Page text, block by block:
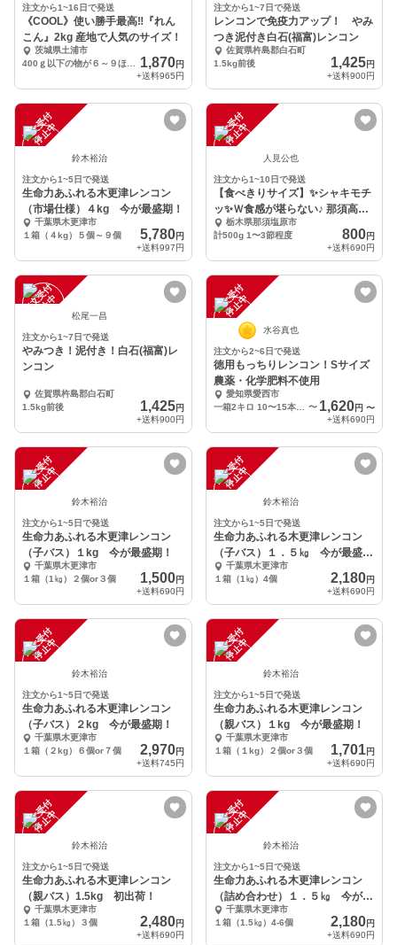
注文から1~16日で発送
《COOL》使い勝手最高‼️『れん
こん』2kg 産地で人気のサイズ！
茨城県土浦市
1,870円
+送料965円
注文から1~7日で発送
レンコンで免疫力アップ！ やみ
つき泥付き白石(福富)レンコン
佐賀県杵島郡白石町
1.5kg前後
1,425円
+送料900円
注
文
受
付
停
止
中
鈴木裕治
注文から1~5日で発送
生命力あふれる木更津レンコン
（市場仕様）４kg 今が最盛期！
千葉県木更津市
１箱（４kg）５個～９個
5,780円
+送料997円
注
文
受
付
停
止
中
人見公也
注文から1~10日で発送
【食べきりサイズ】✨シャキモチ
ッ✨Ｗ食感が堪らない♪ 那須高原
れんこん
栃木県那須塩原市
計500g 1〜3節程度
800円
+送料690円
注
文
受
付
停
止
中 松尾一昌
注文から1~7日で発送
やみつき！泥付き！白石(福富)レ
ンコン
佐賀県杵島郡白石町
1.5kg前後
1,425円
+送料900円
注
文
受
付
停
止
中
水谷真也
注文から2~6日で発送
徳用もっちりレンコン！Sサイズ
農薬・化学肥料不使用
愛知県愛西市
一箱2キロ 10〜15本入り 1本約80〜200g
〜 1,620円 〜
+送料690円
注
文
受
付
停
止
中
鈴木裕治
注文から1~5日で発送
生命力あふれる木更津レンコン
（子バス）１kg 今が最盛期！
千葉県木更津市
１箱（1㎏）２個or３個
1,500円
+送料690円
注
文
受
付
停
止
中
鈴木裕治
注文から1~5日で発送
生命力あふれる木更津レンコン
（子バス）１．５㎏ 今が最盛
期！千葉県木更津市
１箱（1㎏）4個
2,180円
+送料690円
注
文
受
付
停
止
中
鈴木裕治
注文から1~5日で発送
生命力あふれる木更津レンコン
（子バス）２kg 今が最盛期！
千葉県木更津市
１箱（２kg）６個or７個
2,970円
+送料745円
注
文
受
付
停
止
中
鈴木裕治
注文から1~5日で発送
生命力あふれる木更津レンコン
（親バス）１kg 今が最盛期！
千葉県木更津市
１箱（１kg）２個or３個
1,701円
+送料690円
注
文
受
付
停
止
中
鈴木裕治
注文から1~5日で発送
生命力あふれる木更津レンコン
（親バス）1.5kg 初出荷！
千葉県木更津市
１箱（1.5㎏）３個
2,480円
+送料690円
注
文
受
付
停
止
中
鈴木裕治
注文から1~5日で発送
生命力あふれる木更津レンコン
（詰め合わせ）１．５㎏ 今が最
盛期！
千葉県木更津市
１箱（1.5㎏）4-6個
2,180円
+送料690円